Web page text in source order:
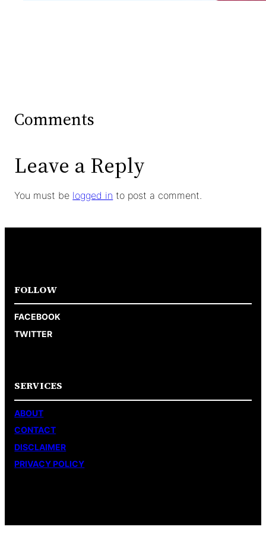
Comments
Leave a Reply
You must be logged in to post a comment.
FOLLOW
FACEBOOK
TWITTER
SERVICES
ABOUT
CONTACT
DISCLAIMER
PRIVACY POLICY